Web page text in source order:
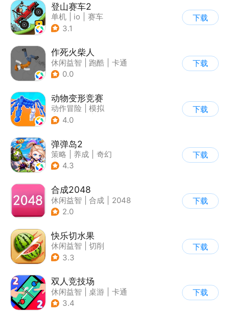
登山赛车2
单机 io
赛车
| 欧美风
3.1
下载
作死火柴人
休闲益智 跑酷
卡通
| 62游戏
0.0
下载
动物变形竞赛
动作冒险
模拟
| 匹配对战
4.0
下载
弹弹岛2
策略 养成
奇幻
| Q版
4.3
下载
合成2048
休闲益智 合成
2048
2.0
下载
快乐切水果
休闲益智
切削
3.3
下载
双人竞技场
休闲益智 桌游
卡通
3.4
下载